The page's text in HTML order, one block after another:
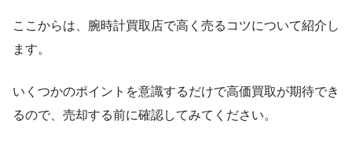
ここからは、腕時計買取店で高く売るコツについて紹介し
ます。
いくつかのポイントを意識するだけで高価買取が期待でき
るので、売却する前に確認してみてください。